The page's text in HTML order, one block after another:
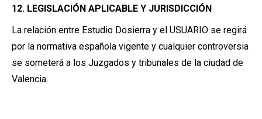
12. LEGISLACIÓN APLICABLE Y JURISDICCIÓN
La relación entre Estudio Dosierra y el USUARIO se regirá
por la normativa española vigente y cualquier controversia
se someterá a los Juzgados y tribunales de la ciudad de
Valencia.